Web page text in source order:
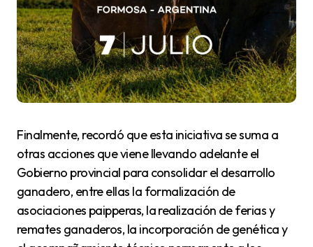
Finalmente, recordó que esta iniciativa se suma a
otras acciones que viene llevando adelante el
Gobierno provincial para consolidar el desarrollo
ganadero, entre ellas la formalización de
asociaciones paipperas, la realización de ferias y
remates ganaderos, la incorporación de genética y